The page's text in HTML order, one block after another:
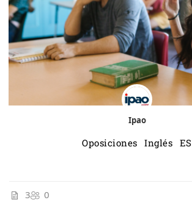
Ipao
Oposiciones Inglés ES
3 0